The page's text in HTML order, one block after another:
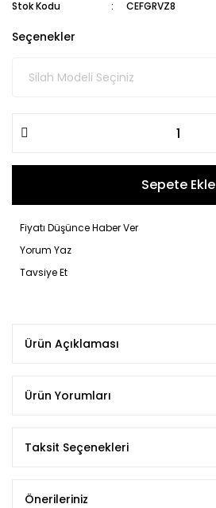
Stok Kodu
CEFGRVZ8
Seçenekler
Sepete Ekle
Fiyatı Düşünce Haber Ver
Yorum Yaz
Tavsiye Et
Ürün Açıklaması
Ürün Yorumları
Taksit Seçenekleri
Önerileriniz